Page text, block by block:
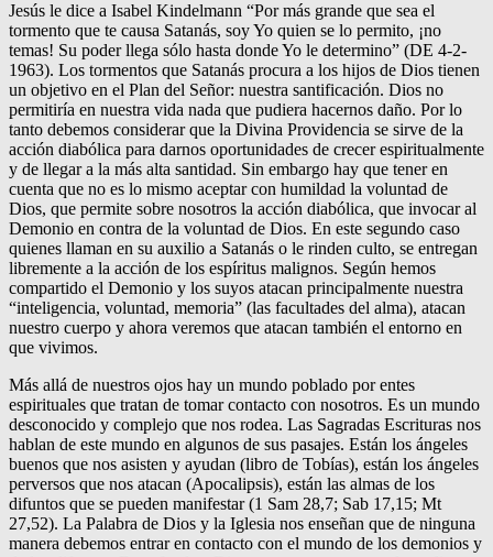
Jesús le dice a Isabel Kindelmann “Por más grande que sea el
tormento que te causa Satanás, soy Yo quien se lo permito, ¡no
temas! Su poder llega sólo hasta donde Yo le determino” (DE 4-2-
1963). Los tormentos que Satanás procura a los hijos de Dios tienen
un objetivo en el Plan del Señor: nuestra santificación. Dios no
permitiría en nuestra vida nada que pudiera hacernos daño. Por lo
tanto debemos considerar que la Divina Providencia se sirve de la
acción diabólica para darnos oportunidades de crecer espiritualmente
y de llegar a la más alta santidad. Sin embargo hay que tener en
cuenta que no es lo mismo aceptar con humildad la voluntad de
Dios, que permite sobre nosotros la acción diabólica, que invocar al
Demonio en contra de la voluntad de Dios. En este segundo caso
quienes llaman en su auxilio a Satanás o le rinden culto, se entregan
libremente a la acción de los espíritus malignos. Según hemos
compartido el Demonio y los suyos atacan principalmente nuestra
“inteligencia, voluntad, memoria” (las facultades del alma), atacan
nuestro cuerpo y ahora veremos que atacan también el entorno en
que vivimos.
Más allá de nuestros ojos hay un mundo poblado por entes
espirituales que tratan de tomar contacto con nosotros. Es un mundo
desconocido y complejo que nos rodea. Las Sagradas Escrituras nos
hablan de este mundo en algunos de sus pasajes. Están los ángeles
buenos que nos asisten y ayudan (libro de Tobías), están los ángeles
perversos que nos atacan (Apocalipsis), están las almas de los
difuntos que se pueden manifestar (1 Sam 28,7; Sab 17,15; Mt
27,52). La Palabra de Dios y la Iglesia nos enseñan que de ninguna
manera debemos entrar en contacto con el mundo de los demonios y